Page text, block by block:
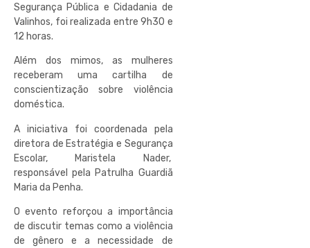
Segurança Pública e Cidadania de
Valinhos, foi realizada entre 9h30 e
12 horas.
Além dos mimos, as mulheres
receberam uma cartilha de
conscientização sobre violência
doméstica.
A iniciativa foi coordenada pela
diretora de Estratégia e Segurança
Escolar, Maristela Nader,
responsável pela Patrulha Guardiã
Maria da Penha.
O evento reforçou a importância
de discutir temas como a violência
de gênero e a necessidade de